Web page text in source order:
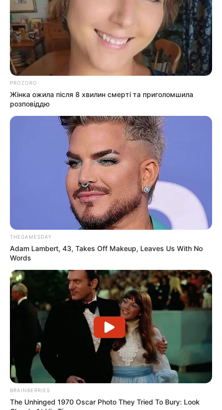
PROZORO
Жінка ожила після 8 хвилин смерті та приголомшила
розповіддю
THEGAMESDAY
Adam Lambert, 43, Takes Off Makeup, Leaves Us With No
Words
BRAINBERRIES
The Unhinged 1970 Oscar Photo They Tried To Bury: Look